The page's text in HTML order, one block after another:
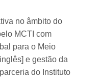
no âmbito do
MCTI com
para o Meio
e gestão da
do Instituto